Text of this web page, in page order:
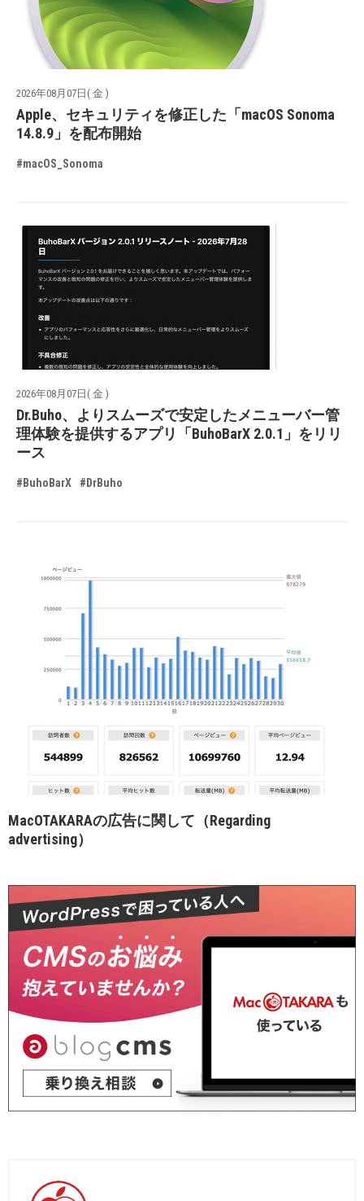
2026年08月07日( 金 )
Apple、セキュリティを修正した「macOS Sonoma
14.8.9」を配布開始
#macOS_Sonoma
2026年08月07日( 金 )
Dr.Buho、よりスムーズで安定したメニューバー管
理体験を提供するアプリ「BuhoBarX 2.0.1」をリリ
ース
#BuhoBarX #DrBuho
MacOTAKARAの広告に関して（Regarding
advertising）